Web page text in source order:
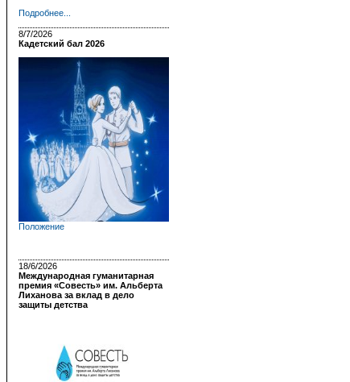
Подробнее...
8/7/2026
Кадетский бал 2026
Положение
18/6/2026
Международная гуманитарная
премия «Совесть» им. Альберта
Лиханова за вклад в дело
защиты детства